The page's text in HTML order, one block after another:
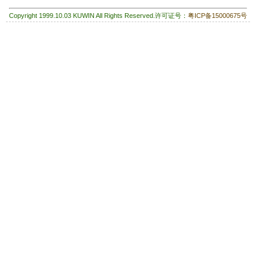
Copyright 1999.10.03 KUWIN All Rights Reserved.许可证号： 粤ICP备15000675号